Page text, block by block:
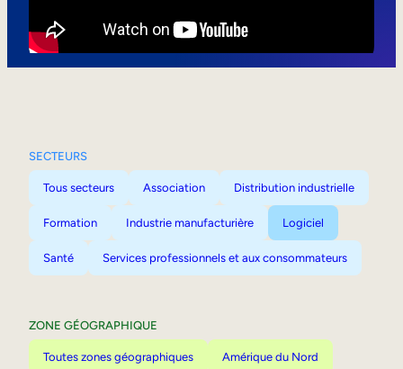
SECTEURS
Tous secteurs Association Distribution industrielle
Formation Industrie manufacturière Logiciel
Santé Services professionnels et aux consommateurs
ZONE GÉOGRAPHIQUE
Toutes zones géographiques Amérique du Nord